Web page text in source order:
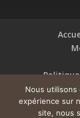
Nous utilisons
expérience sur
site, nous